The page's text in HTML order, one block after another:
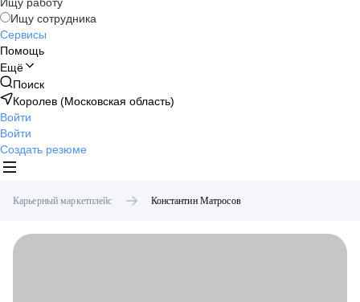
Ищу сотрудника
Сервисы
Помощь
Ещё
Поиск
Королев (Московская область)
Войти
Войти
Создать резюме
Карьерный маркетплейс Константин Матросов